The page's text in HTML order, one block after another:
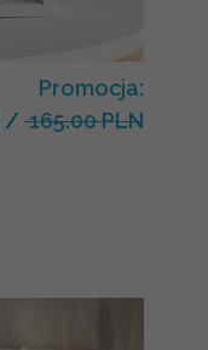
Promocja:
/ 165.00 PLN